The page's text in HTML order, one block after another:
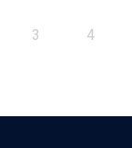
3 4